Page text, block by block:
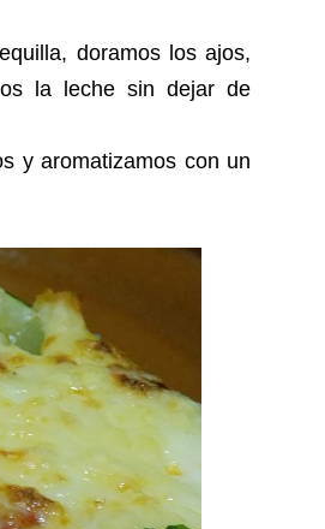
doramos los ajos,
la leche sin dejar de
y aromatizamos con un